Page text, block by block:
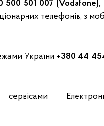
500 501 007 (Vodafone),
телефонів, з
України +380 44